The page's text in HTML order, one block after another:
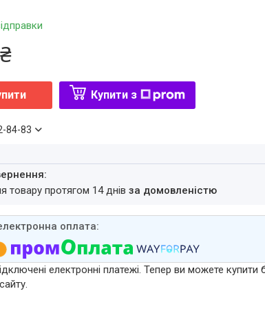
Купити з
84-83
товару протягом 14 днів за домовленістю
електронні платежі. Тепер ви можете